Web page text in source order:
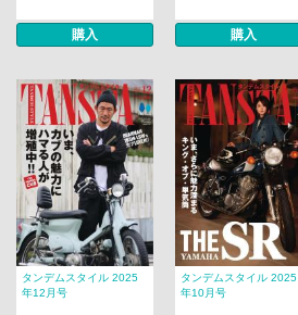
購入 購入
タンデムスタイル 2025
年12月号
タンデムスタイル 2025
年10月号